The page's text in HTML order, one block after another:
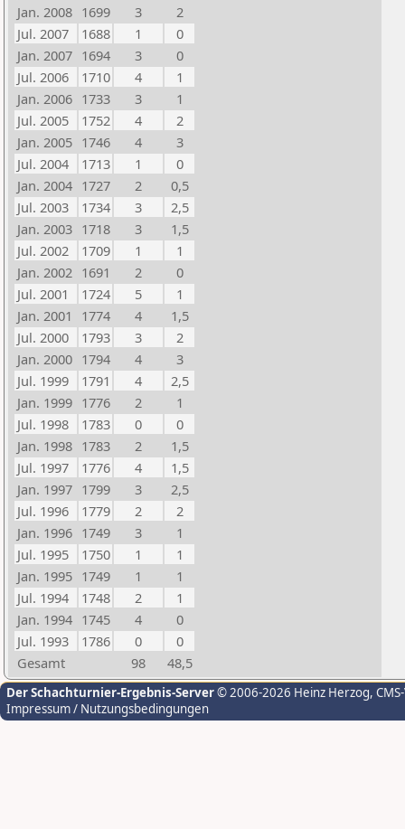
Jan. 2008 1699 3
2
Jul. 2007
1688 1
0
Jan. 2007 1694 3
0
Jul. 2006
1710 4
1
Jan. 2006 1733 3
1
Jul. 2005
1752 4
2
Jan. 2005 1746 4
3
Jul. 2004
1713 1
0
Jan. 2004 1727 2
0,5
Jul. 2003
1734 3
2,5
Jan. 2003 1718 3
1,5
Jul. 2002
1709 1
1
Jan. 2002 1691 2
0
Jul. 2001
1724 5
1
Jan. 2001
1774 4
1,5
Jul. 2000
1793 3
2
Jan. 2000 1794 4
3
Jul. 1999
1791 4
2,5
Jan. 1999 1776 2
1
Jul. 1998
1783 0
0
Jan. 1998 1783 2
1,5
Jul. 1997
1776 4
1,5
Jan. 1997 1799 3
2,5
Jul. 1996
1779 2
2
Jan. 1996 1749 3
1
Jul. 1995
1750 1
1
Jan. 1995 1749 1
1
Jul. 1994
1748 2
1
Jan. 1994 1745 4
0
Jul. 1993
1786 0
0
Gesamt
98 48,5
Der Schachturnier-Ergebnis-Server© 2006-2026 Heinz Herzog,
Impressum / Nutzungsbedingungen